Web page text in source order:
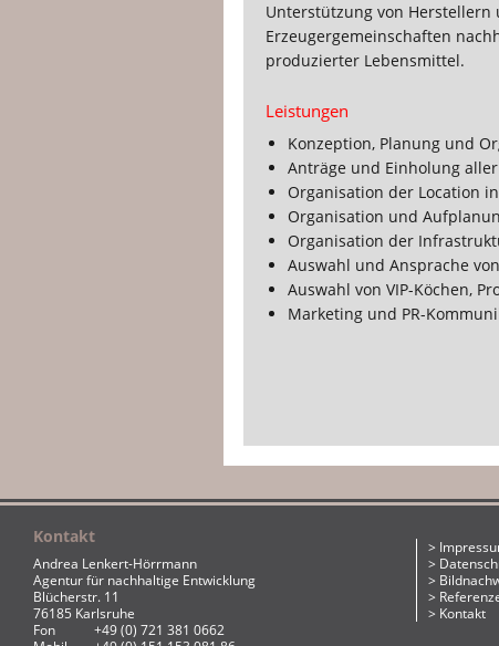
Unterstützung von Herstellern
Erzeugergemeinschaften
produzierter Lebensmittel.
Leistungen
Konzeption, Planung und
Anträge und Einholung
Organisation der Location
Organisation und
Organisation der
Auswahl und Ansprache
Auswahl von VIP-Köchen,
Marketing und PR-
Kontakt
Andrea Lenkert-Hörrmann
Agentur für nachhaltige Entwicklung
Blücherstr. 11
76185 Karlsruhe
Fon
+49 (0) 721 381 0662
Kontakt